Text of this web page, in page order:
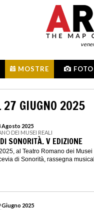
MOSTRE FOTO
27 GIUGNO 2025
Agosto 2025
DEI MUSEI REALI
SONORITÀ. V EDIZIONE
al Teatro Romano dei Musei
di Sonorità, rassegna
Giugno 2025